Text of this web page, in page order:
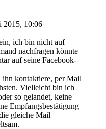
2015, 10:06
ich bin nicht auf
nachfragen könnte
auf seine Facebook-
kontaktiere, per Mail
Vielleicht bin ich
so gelandet, keine
Empfangsbestätigung
gleiche Mail